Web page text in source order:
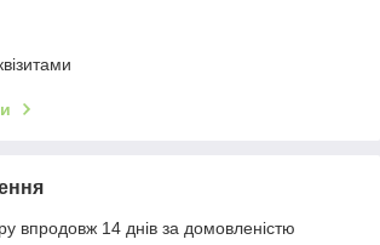
впродовж 14 днів за домовленістю